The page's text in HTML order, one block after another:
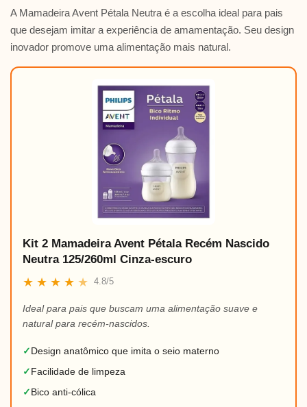
A Mamadeira Avent Pétala Neutra é a escolha ideal para pais
que desejam imitar a experiência de amamentação. Seu design
inovador promove uma alimentação mais natural.
Kit 2 Mamadeira Avent Pétala Recém Nascido
Neutra 125/260ml Cinza-escuro
★ ★ ★ ★ ★ 4.8/5
Ideal para pais que buscam uma alimentação suave e
natural para recém-nascidos.
✓ Design anatômico que imita o seio materno
✓ Facilidade de limpeza
✓ Bico anti-cólica